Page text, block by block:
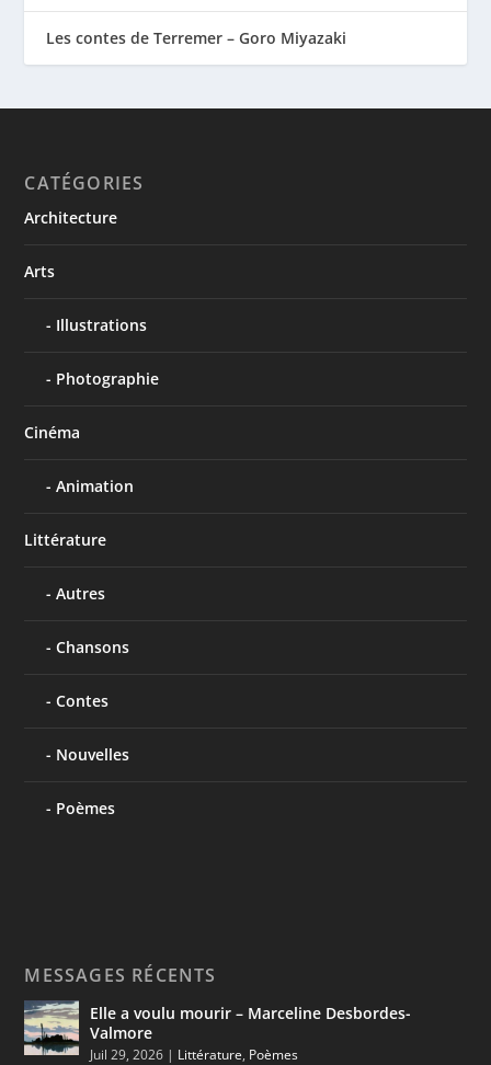
Les contes de Terremer – Goro Miyazaki
CATÉGORIES
Architecture
Arts
Illustrations
Photographie
Cinéma
Animation
Littérature
Autres
Chansons
Contes
Nouvelles
Poèmes
MESSAGES RÉCENTS
Elle a voulu mourir – Marceline Desbordes-
Valmore
Juil 29, 2026 | Littérature, Poèmes